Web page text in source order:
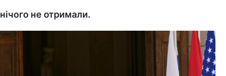
не отримали.